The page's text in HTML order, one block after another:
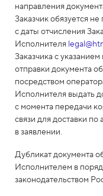
направления
Заказчик обязуется
с даты отчисления
Исполнителя
Заказчика с
отправки документа
посредством
Исполнителя выдать
с момента передачи
связи для доставки по
в заявлении.
Дубликат документа
Исполнителем в
законодательством